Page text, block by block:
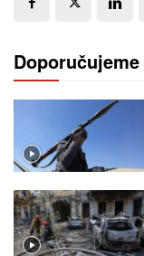
Doporučujeme